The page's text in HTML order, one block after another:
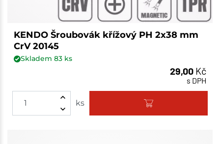
KENDO Šroubovák křížový PH 2x38 mm
CrV 20145
Skladem 83ks
29,00 Kč
s DPH
ks